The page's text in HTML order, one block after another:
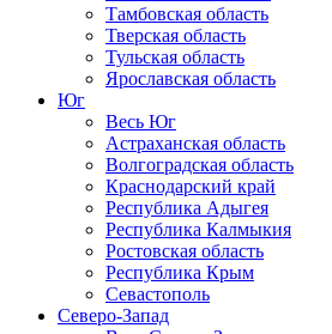
Тамбовская область
Тверская область
Тульская область
Ярославская область
Юг
Весь Юг
Астраханская область
Волгоградская область
Краснодарский край
Республика Адыгея
Республика Калмыкия
Ростовская область
Республика Крым
Севастополь
Северо-Запад